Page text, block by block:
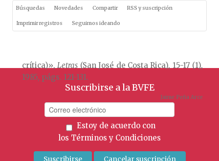
lingüística de Carlos Gagini»,Revista de Filología
y Lingüística de la Universidad de Costa Rica
José de Costa Rica), 15 (1), 1989, págs. 127-144.
crítica)»,Letras (San José de Costa Rica), 15-17 (1),
1985, págs. 121-131.
Jaime Peña Arce
Búsquedas Novedades Compartir RSS y suscripción
Imprimir registros Seguimos ideando
Suscribirse a la BVFE
Estoy de acuerdo con
los Términos y Condiciones